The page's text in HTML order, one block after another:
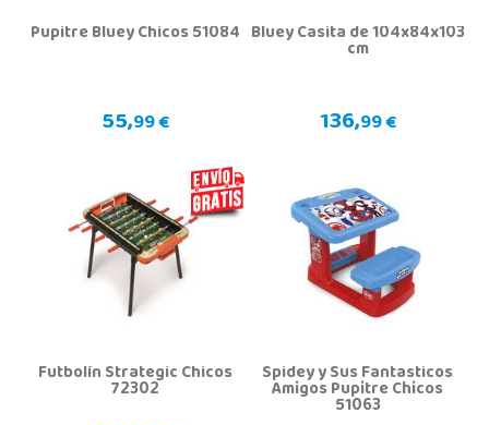
Pupitre Bluey Chicos 51084
55,99 €
Bluey Casita de 104x84x103
cm
136,99 €
Futbolín Strategic Chicos
72302 Spidey y Sus Fantasticos
Amigos Pupitre Chicos
51063